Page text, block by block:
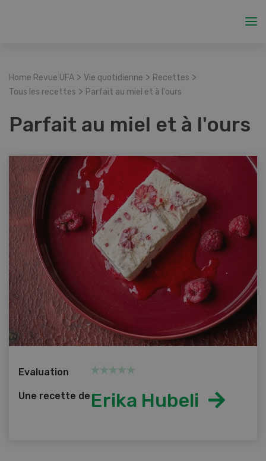
Home Revue UFA > Vie quotidienne > Recettes >
Tous les recettes > Parfait au miel et à l'ours
Parfait au miel et à l'ours
Evaluation
Une recette de Erika Hubeli